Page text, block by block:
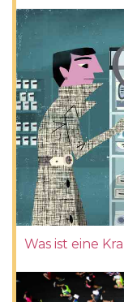
Was ist eine